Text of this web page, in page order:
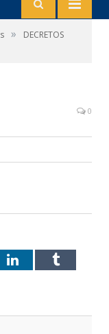
»
DECRETOS
0
LinkedInTumblr